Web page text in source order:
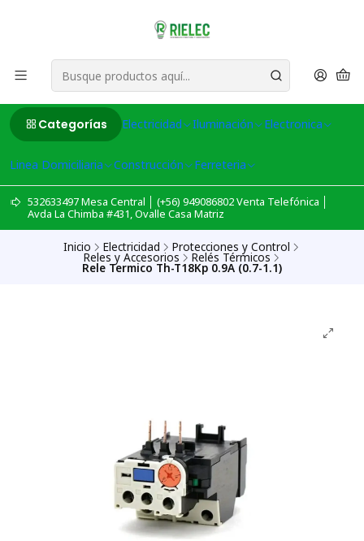
Categorías Electricidad Iluminación Electronica
Linea Domiciliaria Construcción Ferreteria
532633497 Mesa Central │ (+56) 949086802 Venta Telefónica │
Avda La Chimba #431, Ovalle Casa Matriz
Inicio Electricidad Protecciones y Control
Reles y Accesorios Relés Térmicos
Rele Termico Th-T18Kp 0.9A (0.7-1.1)